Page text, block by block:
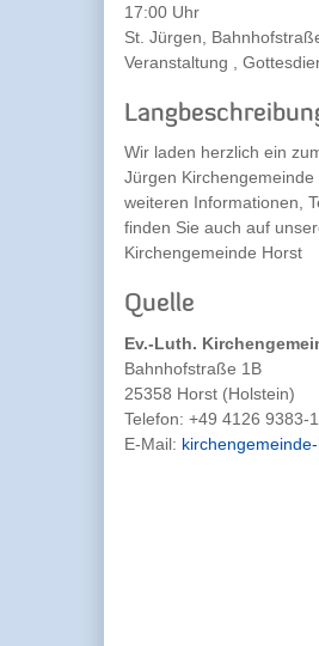
17:00 Uhr
St. Jürgen,
Veranstaltung ,
Wir laden herzlich ein
Jürgen
weiteren Informationen,
finden Sie auch auf
Kirchengemeinde Horst
Quelle
Ev.-Luth.
Bahnhofstraße 1B
25358 Horst (Holstein)
Telefon: +49 4126 9383-
E-Mail: